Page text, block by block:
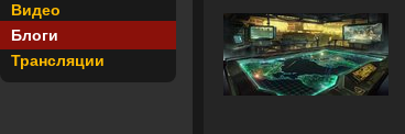
Видео
Блоги
Трансляции